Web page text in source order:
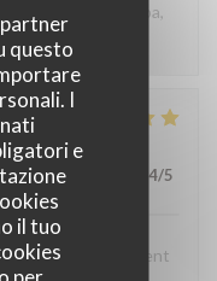
questo
I
e
il tuo
est très sympa,
/5 Qualità / Prezzo 4/5
pour ceux qui aiment